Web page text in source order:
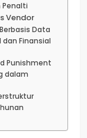
Penalti
Vendor
Data
dan Finansial
Punishment
dalam